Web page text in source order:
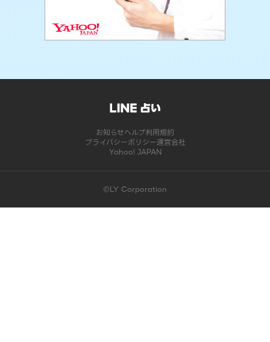
お知らせヘルプ利用規約
プライバシーポリシー運営会社
Yahoo! JAPAN
©LY Corporation
このコンテンツは掲載が終了しました | LINE占い